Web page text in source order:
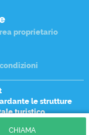
CHIAMA
proprietario
le strutture
turistico.